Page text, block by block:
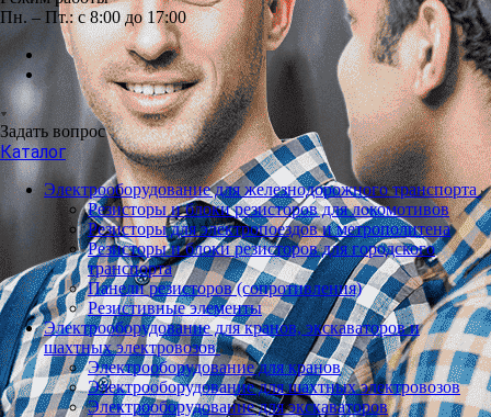
Пн. – Пт.: с 8:00 до 17:00
Задать вопрос
Каталог
Электрооборудование для железнодорожного транспорта
Резисторы и блоки резисторов для локомотивов
Резисторы для электропоездов и метрополитена
Резисторы и блоки резисторов для городского
транспорта
Панели резисторов (сопротивления)
Резистивные элементы
Электрооборудование для кранов, экскаваторов и
шахтных электровозов
Электрооборудование для кранов
Электрооборудование для шахтных электровозов
Электрооборудование для экскаваторов